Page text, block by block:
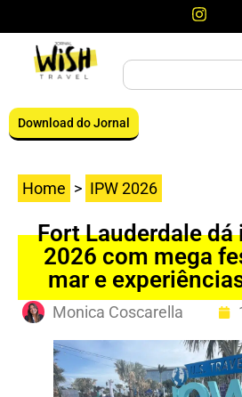
Download do Jornal
Home > IPW 2026
Fort Lauderdale dá
2026 com mega
mar e
Monica Coscarella